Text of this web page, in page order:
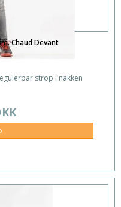
Chaud Devant
strop i nakken